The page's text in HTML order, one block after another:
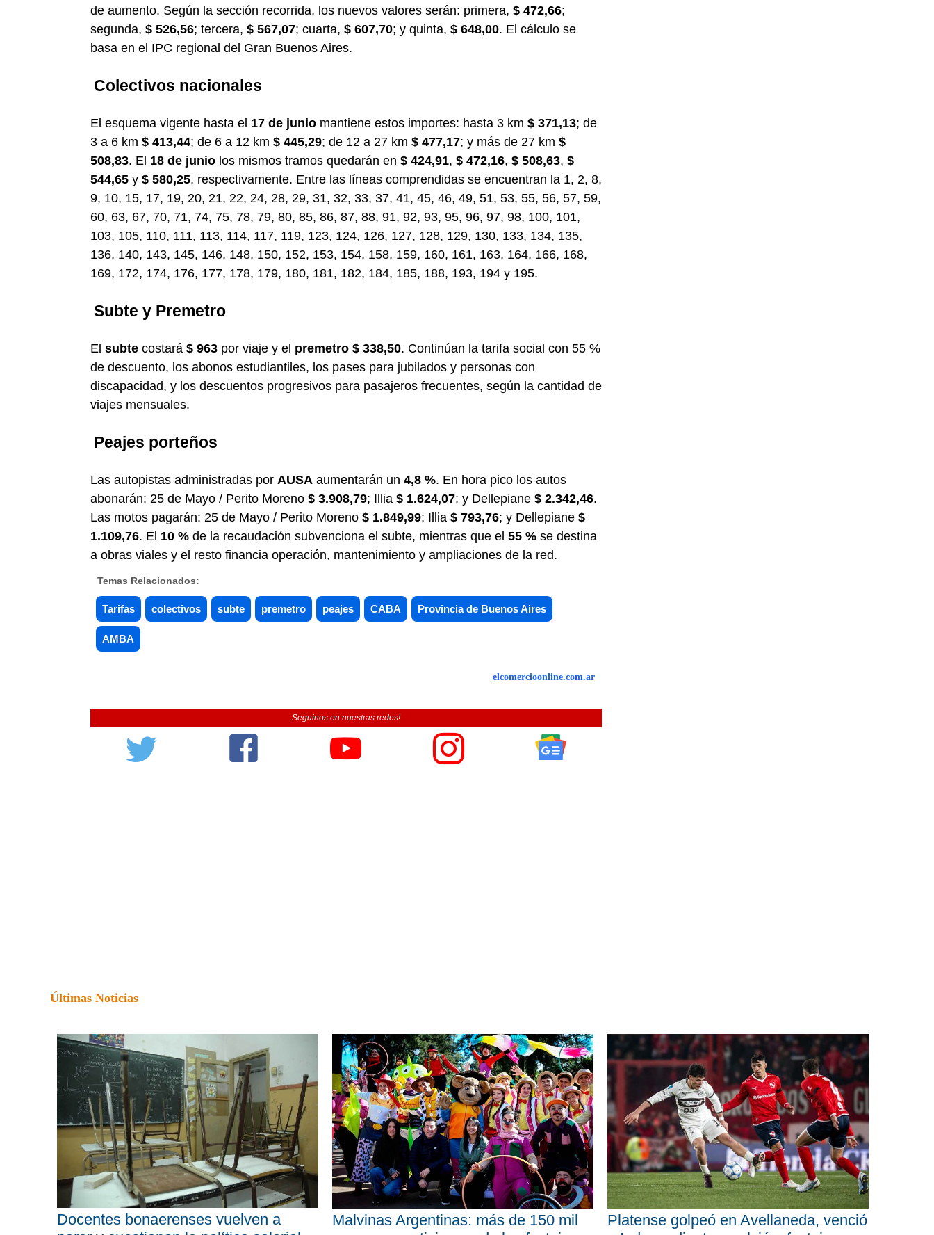
de aumento. Según la sección recorrida, los nuevos valores serán: primera, $ 472,66;
segunda, $ 526,56; tercera, $ 567,07; cuarta, $ 607,70; y quinta, $ 648,00. El cálculo se
basa en el IPC regional del Gran Buenos Aires.
Colectivos nacionales
El esquema vigente hasta el 17 de junio mantiene estos importes: hasta 3 km $ 371,13; de
3 a 6 km $ 413,44; de 6 a 12 km $ 445,29; de 12 a 27 km $ 477,17; y más de 27 km $
508,83. El 18 de junio los mismos tramos quedarán en $ 424,91, $ 472,16, $ 508,63, $
544,65 y $ 580,25, respectivamente. Entre las líneas comprendidas se encuentran la 1, 2, 8,
9, 10, 15, 17, 19, 20, 21, 22, 24, 28, 29, 31, 32, 33, 37, 41, 45, 46, 49, 51, 53, 55, 56, 57, 59,
60, 63, 67, 70, 71, 74, 75, 78, 79, 80, 85, 86, 87, 88, 91, 92, 93, 95, 96, 97, 98, 100, 101,
103, 105, 110, 111, 113, 114, 117, 119, 123, 124, 126, 127, 128, 129, 130, 133, 134, 135,
136, 140, 143, 145, 146, 148, 150, 152, 153, 154, 158, 159, 160, 161, 163, 164, 166, 168,
169, 172, 174, 176, 177, 178, 179, 180, 181, 182, 184, 185, 188, 193, 194 y 195.
Subte y Premetro
El subte costará $ 963 por viaje y el premetro $ 338,50. Continúan la tarifa social con 55 %
de descuento, los abonos estudiantiles, los pases para jubilados y personas con
discapacidad, y los descuentos progresivos para pasajeros frecuentes, según la cantidad de
viajes mensuales.
Peajes porteños
Las autopistas administradas por AUSA aumentarán un 4,8 %. En hora pico los autos
abonarán: 25 de Mayo / Perito Moreno $ 3.908,79; Illia $ 1.624,07; y Dellepiane $ 2.342,46.
Las motos pagarán: 25 de Mayo / Perito Moreno $ 1.849,99; Illia $ 793,76; y Dellepiane $
1.109,76. El 10 % de la recaudación subvenciona el subte, mientras que el 55 % se destina
a obras viales y el resto financia operación, mantenimiento y ampliaciones de la red.
Temas Relacionados:
Tarifas colectivos subte premetro peajes CABA Provincia de Buenos Aires
AMBA
elcomercioonline.com.ar
Seguinos en nuestras redes!
Últimas Noticias
Docentes bonaerenses vuelven a
Malvinas Argentinas: más de 150 mil
Platense golpeó en Avellaneda, venció